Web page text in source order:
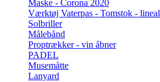
Maske - Corona 2020
Værktøj Vaterpas - Tomstok - lineal
Solbriller
Målebånd
Proptrækker - vin åbner
PADEL
Musemåtte
Lanyard